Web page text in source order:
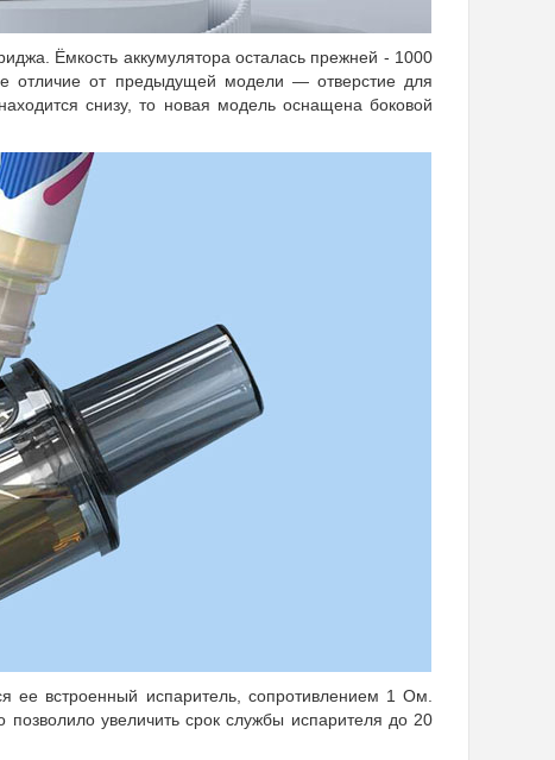
Ёмкость аккумулятора осталась прежней - 1000
отличие от предыдущей модели — отверстие для
снизу, то новая модель оснащена боковой
встроенный испаритель, сопротивлением 1 Ом.
увеличить срок службы испарителя до 20